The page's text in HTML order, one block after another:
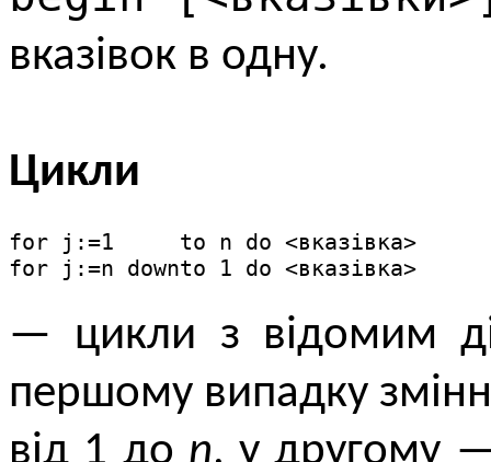
вказівок в одну.
Цикли
for j:=1     to n do <вказівка>
for j:=n downto 1 do <вказівка>
— цикли з відомим
першому випадку